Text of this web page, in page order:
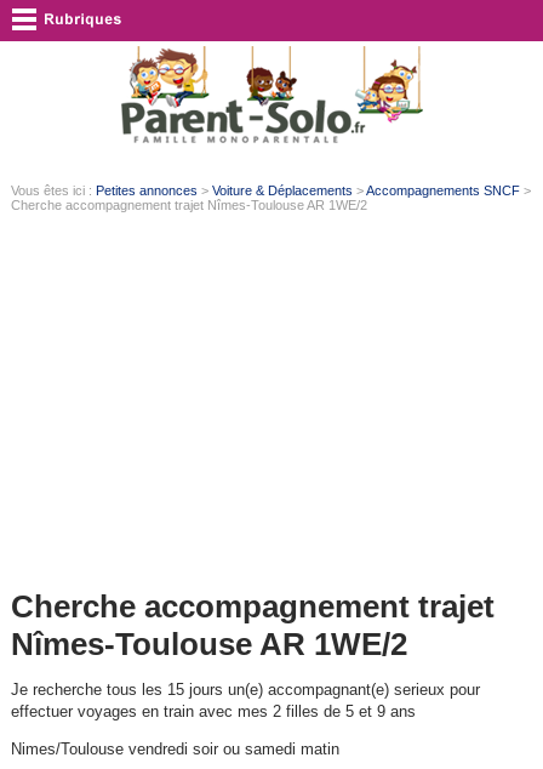
Vous êtes ici : Petites annonces > Voiture & Déplacements >Accompagnements SNCF>
Cherche accompagnement trajet Nîmes-Toulouse AR 1WE/2
Cherche accompagnement trajet
Nîmes-Toulouse AR 1WE/2
Je recherche tous les 15 jours un(e) accompagnant(e) serieux pour
effectuer voyages en train avec mes 2 filles de 5 et 9 ans
Nimes/Toulouse vendredi soir ou samedi matin